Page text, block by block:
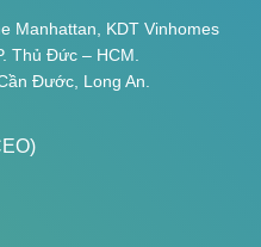
Manhattan, KDT Vinhomes
Thủ Đức – HCM.
Đước, Long An.